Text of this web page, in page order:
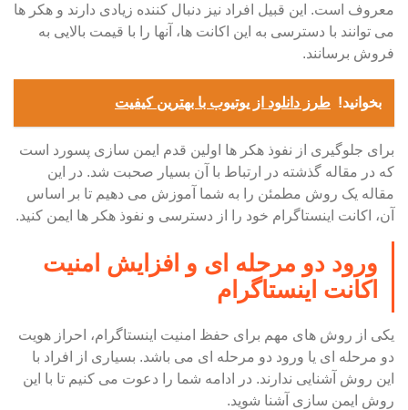
معروف است. این قبیل افراد نیز دنبال کننده زیادی دارند و هکر ها
می توانند با دسترسی به این اکانت ها، آنها را با قیمت بالایی به
فروش برسانند.
بخوانید! طرز دانلود از یوتیوب با بهترین کیفیت
برای جلوگیری از نفوذ هکر ها اولین قدم ایمن سازی پسورد است
که در مقاله گذشته در ارتباط با آن بسیار صحبت شد. در این
مقاله یک روش مطمئن را به شما آموزش می دهیم تا بر اساس
آن، اکانت اینستاگرام خود را از دسترسی و نفوذ هکر ها ایمن کنید.
ورود دو مرحله ای و افزایش امنیت
اکانت اینستاگرام
یکی از روش های مهم برای حفظ امنیت اینستاگرام، احراز هویت
دو مرحله ای یا ورود دو مرحله ای می باشد. بسیاری از افراد با
این روش آشنایی ندارند. در ادامه شما را دعوت می کنیم تا با این
روش ایمن سازی آشنا شوید.